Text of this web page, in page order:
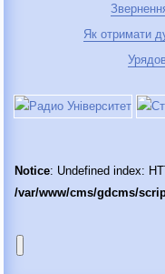
Як отримати
Notice: Undefined index:
/var/www/cms/gdcms/